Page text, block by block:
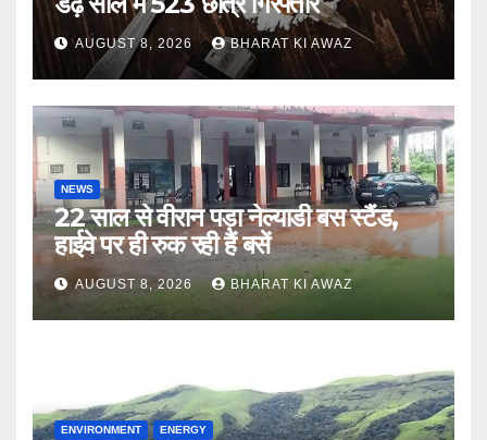
AUGUST 8, 2026 BHARAT KI AWAZ
NEWS
22 साल से वीरान पड़ा नेल्याडी बस स्टैंड,
हाईवे पर ही रुक रही हैं बसें
AUGUST 8, 2026 BHARAT KI AWAZ
ENVIRONMENT ENERGY